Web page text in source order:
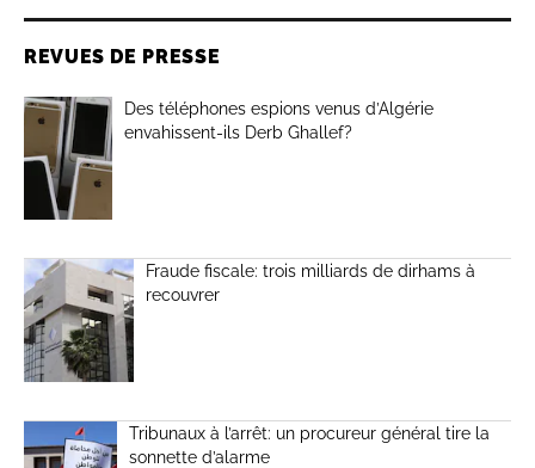
REVUES DE PRESSE
Des téléphones espions venus d’Algérie
envahissent-ils Derb Ghallef?
Fraude fiscale: trois milliards de dirhams à
recouvrer
Tribunaux à l’arrêt: un procureur général tire la
sonnette d’alarme